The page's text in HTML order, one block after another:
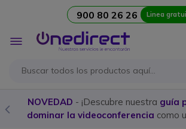
900 80 26 26 Linea
Toggle
Nav
NOVEDAD - ¡Descubre nuestra guía
dominar la videoconferencia como